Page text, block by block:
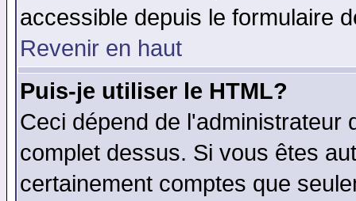
accessible depuis le formulaire
Revenir en haut
Puis-je utiliser le HTML?
Ceci dépend de l'administrateur
complet dessus. Si vous êtes
certainement comptes que